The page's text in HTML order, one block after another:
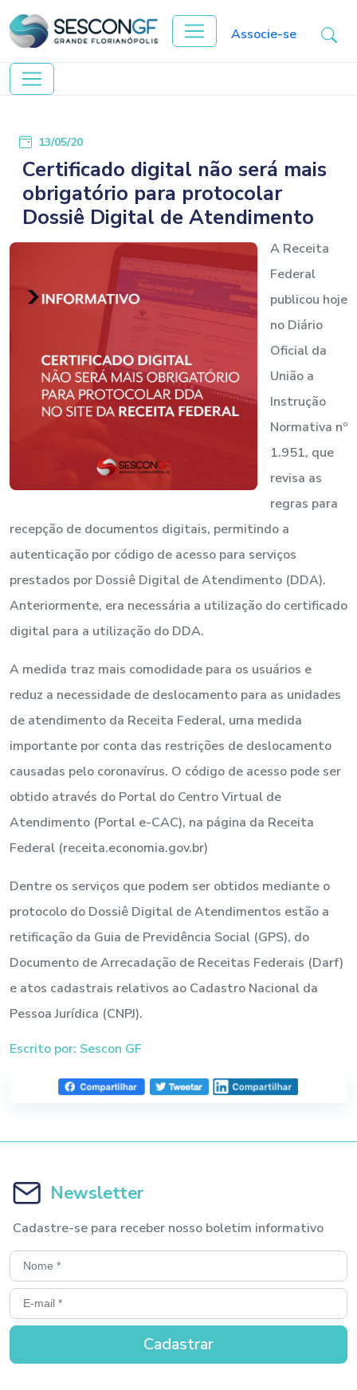
Associe-se
13/05/20
Certificado digital não será mais
obrigatório para protocolar
Dossiê Digital de Atendimento
A Receita
Federal
publicou hoje
no Diário
Oficial da
União a
Instrução
Normativa nº
1.951, que
revisa as
regras para
recepção de documentos digitais, permitindo a
autenticação por código de acesso para serviços
prestados por Dossiê Digital de Atendimento (DDA).
Anteriormente, era necessária a utilização do certificado
digital para a utilização do DDA.
A medida traz mais comodidade para os usuários e
reduz a necessidade de deslocamento para as unidades
de atendimento da Receita Federal, uma medida
importante por conta das restrições de deslocamento
causadas pelo coronavírus. O código de acesso pode ser
obtido através do Portal do Centro Virtual de
Atendimento (Portal e-CAC), na página da Receita
Federal (receita.economia.gov.br)
Dentre os serviços que podem ser obtidos mediante o
protocolo do Dossiê Digital de Atendimentos estão a
retificação da Guia de Previdência Social (GPS), do
Documento de Arrecadação de Receitas Federais (Darf)
e atos cadastrais relativos ao Cadastro Nacional da
Pessoa Jurídica (CNPJ).
Escrito por: Sescon GF
Newsletter
Cadastre-se para receber nosso boletim informativo